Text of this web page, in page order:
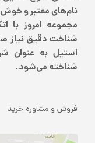
نام‌های معتبر و
مجموعه امروز با
شناخت دقیق نیاز
استیل به عنوان
شناخته می‌شود.
فروش و مشاوره خرید